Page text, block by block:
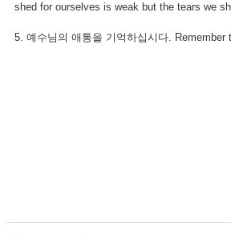
shed for ourselves is weak but the tears we
5. 예수님의 애통을 기억하십시다.